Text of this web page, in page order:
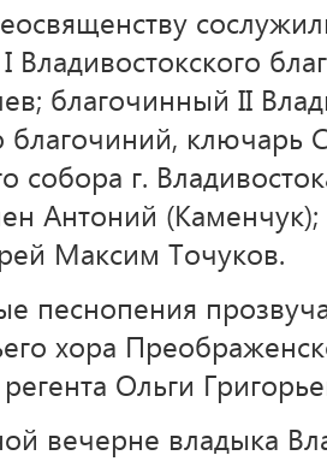
Владивостокского
благочинный II
благочиний, ключарь
собора г.
Антоний
Максим Точуков.
песнопения
хора
Ольги
вечерне владыка